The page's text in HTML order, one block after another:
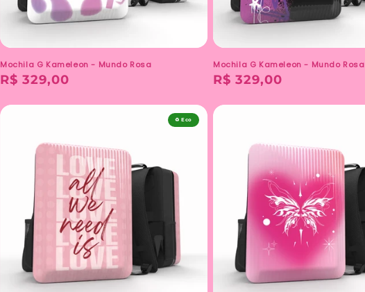
Mochila G Kameleon - Mundo Rosa
Preço
R$ 329,00
Mochila G Kameleon - Mundo Rosa
Preço
R$ 329,00
♻️ Eco